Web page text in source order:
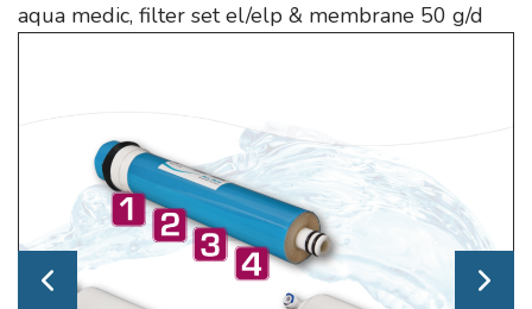
aqua medic, filter set el/elp & membrane 50 g/d